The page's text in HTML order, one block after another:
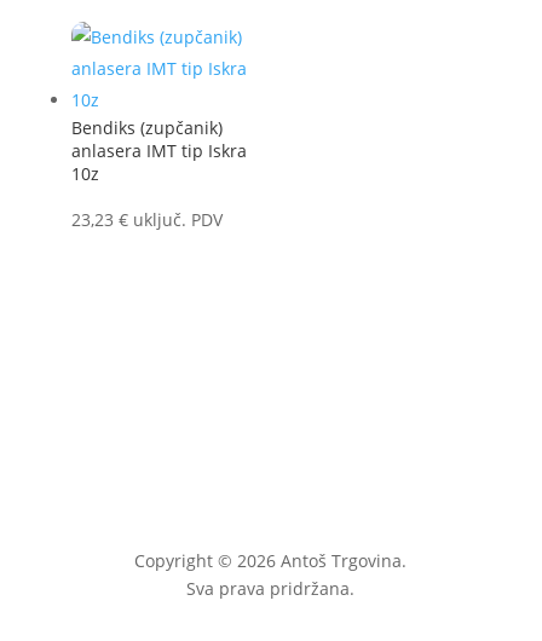
Bendiks (zupčanik)
anlasera IMT tip Iskra
10z
23,23 € uključ. PDV
Copyright © 2026 Antoš Trgovina.
Sva prava pridržana.